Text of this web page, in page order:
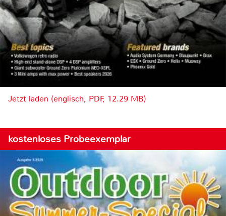
Jetzt laden (englisch, PDF, 12.29 MB)
kostenloses Probeexemplar